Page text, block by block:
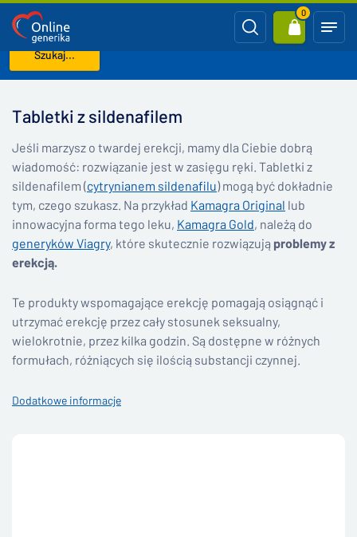
Szukaj...
0
Strona główna
Tabletki z sildenafilem
Jeśli marzysz o twardej erekcji, mamy dla Ciebie dobrą
wiadomość: rozwiązanie jest w zasięgu ręki. Tabletki z
sildenafilem (cytrynianem sildenafilu) mogą być dokładnie
tym, czego szukasz. Na przykład Kamagra Original lub
innowacyjna forma tego leku, Kamagra Gold, należą do
generyków Viagry, które skutecznie rozwiązują problemy z
erekcją.
Te produkty wspomagające erekcję pomagają osiągnąć i
utrzymać erekcję przez cały stosunek seksualny,
wielokrotnie, przez kilka godzin. Są dostępne w różnych
formułach, różniących się ilością substancji czynnej.
Dodatkowe informacje